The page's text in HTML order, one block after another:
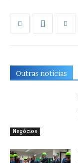
Outras notícias
Negócios